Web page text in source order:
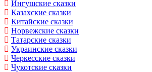
Ингушские сказки
Казахские сказки
Китайские сказки
Норвежские сказки
Татарские сказки
Украинские сказки
Черкесские сказки
Чукотские сказки